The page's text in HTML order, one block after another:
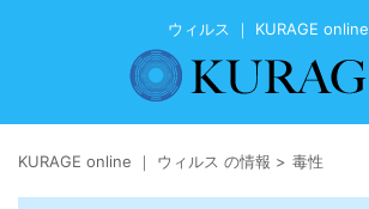
ウィルス ｜ KURAGE online
KURAGE online ｜ ウィルス の情報 > 毒性